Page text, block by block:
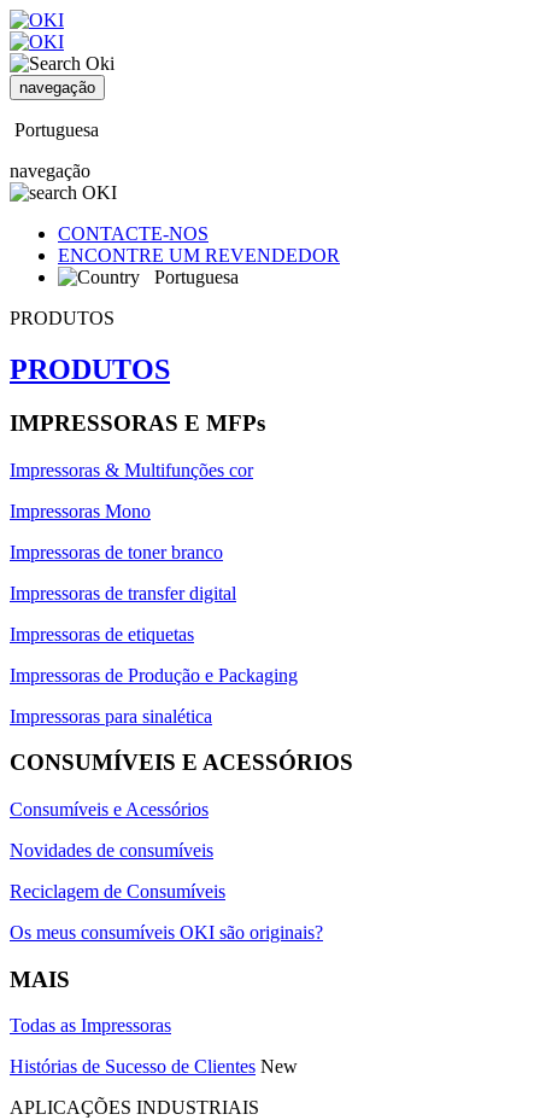
navegação
Portuguesa
navegação
CONTACTE-NOS
ENCONTRE UM REVENDEDOR
Portuguesa
PRODUTOS
PRODUTOS
IMPRESSORAS E MFPs
Impressoras & Multifunções cor
Impressoras Mono
Impressoras de toner branco
Impressoras de transfer digital
Impressoras de etiquetas
Impressoras de Produção e Packaging
Impressoras para sinalética
CONSUMÍVEIS E ACESSÓRIOS
Consumíveis e Acessórios
Novidades de consumíveis
Reciclagem de Consumíveis
Os meus consumíveis OKI são originais?
MAIS
Todas as Impressoras
Histórias de Sucesso de Clientes New
APLICAÇÕES INDUSTRIAIS